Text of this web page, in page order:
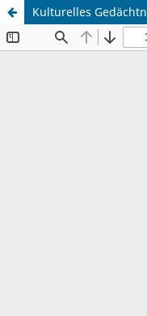
Kulturelles